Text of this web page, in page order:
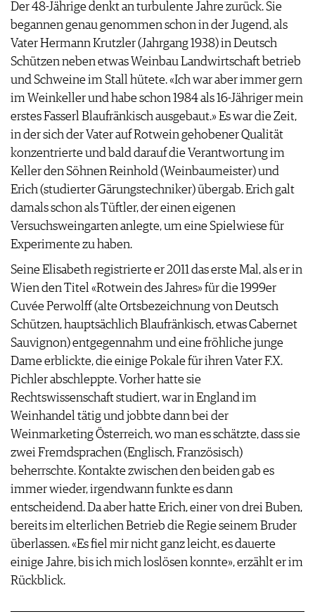
Der 48-Jährige denkt an turbulente Jahre zurück. Sie
begannen genau genommen schon in der Jugend, als
Vater Hermann Krutzler (Jahrgang 1938) in Deutsch
Schützen neben etwas Weinbau Landwirtschaft betrieb
und Schweine im Stall hütete. «Ich war aber immer gern
im Weinkeller und habe schon 1984 als 16-Jähriger mein
erstes Fasserl Blaufränkisch ausgebaut.» Es war die Zeit,
in der sich der Vater auf Rotwein gehobener Qualität
konzentrierte und bald darauf die Verantwortung im
Keller den Söhnen Reinhold (Weinbaumeister) und
Erich (studierter Gärungstechniker) übergab. Erich galt
damals schon als Tüftler, der einen eigenen
Versuchsweingarten anlegte, um eine Spielwiese für
Experimente zu haben.
Seine Elisabeth registrierte er 2011 das erste Mal, als er in
Wien den Titel «Rotwein des Jahres» für die 1999er
Cuvée Perwolff (alte Ortsbezeichnung von Deutsch
Schützen, hauptsächlich Blaufränkisch, etwas Cabernet
Sauvignon) entgegennahm und eine fröhliche junge
Dame erblickte, die einige Pokale für ihren Vater F.X.
Pichler abschleppte. Vorher hatte sie
Rechtswissenschaft studiert, war in England im
Weinhandel tätig und jobbte dann bei der
Weinmarketing Österreich, wo man es schätzte, dass sie
zwei Fremdsprachen (Englisch, Französisch)
beherrschte. Kontakte zwischen den beiden gab es
immer wieder, irgendwann funkte es dann
entscheidend. Da aber hatte Erich, einer von drei Buben,
bereits im elterlichen Betrieb die Regie seinem Bruder
überlassen. «Es fiel mir nicht ganz leicht, es dauerte
einige Jahre, bis ich mich loslösen konnte», erzählt er im
Rückblick.